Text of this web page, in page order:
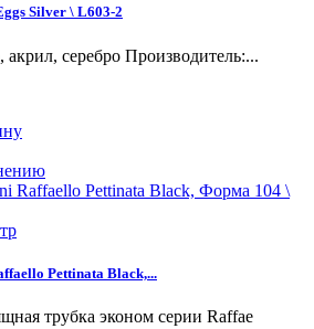
Silver \ L603-2
серебро Производитель:...
Pettinata Black,...
трубка эконом серии Raffae